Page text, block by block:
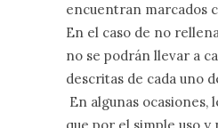
encuentran marcados
En el caso de no
no se podrán llevar a
descritas de cada uno
En algunas ocasiones,